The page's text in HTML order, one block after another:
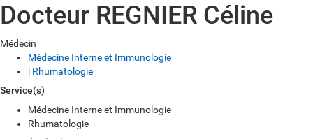
Docteur REGNIER Céline
Médecin
Médecine Interne et Immunologie
| Rhumatologie
Service(s)
Médecine Interne et Immunologie
Rhumatologie